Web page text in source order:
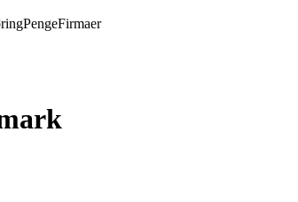
PengeFirmaer